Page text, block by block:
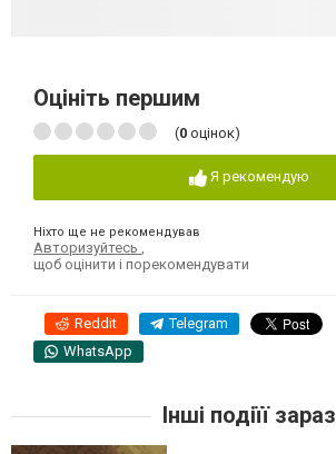
Оцініть першим
(0 оцінок)
Я рекомендую
Ніхто ще не рекомендував
Авторизуйтесь
щоб оцінити і порекомендувати
Reddit Telegram
WhatsApp
Інші подіїї зараз